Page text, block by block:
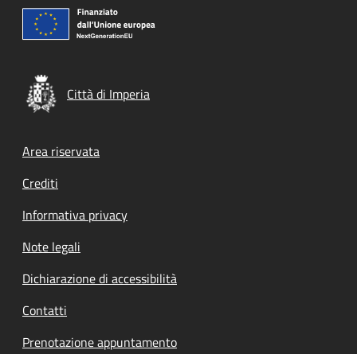
Città di Imperia
Footer menu
Area riservata
Crediti
Informativa privacy
Note legali
Dichiarazione di accessibilità
Contatti
Prenotazione appuntamento